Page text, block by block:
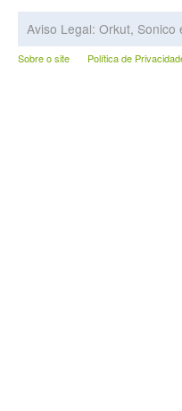
Aviso Legal: Orkut,
Sobre o site Política de